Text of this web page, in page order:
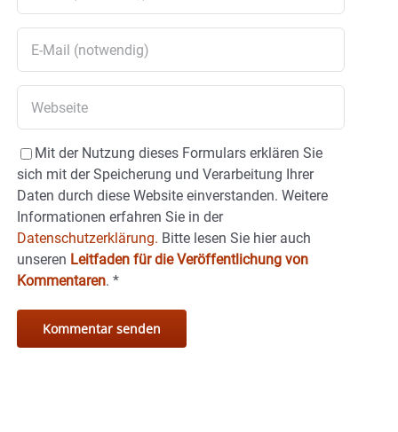
Mit der Nutzung dieses Formulars erklären Sie
sich mit der Speicherung und Verarbeitung Ihrer
Daten durch diese Website einverstanden. Weitere
Informationen erfahren Sie in der
Datenschutzerklärung. Bitte lesen Sie hier auch
unseren Leitfaden für die Veröffentlichung von
Kommentaren. *